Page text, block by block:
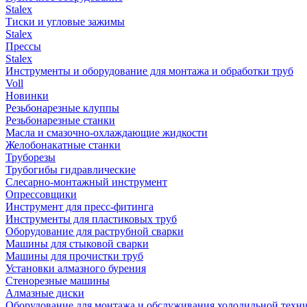
Stalex
Тиски и угловые зажимы
Stalex
Прессы
Stalex
Инструменты и оборудование для монтажа и обработки труб
Voll
Новинки
Резьбонарезные клуппы
Резьбонарезные станки
Масла и смазочно-охлаждающие жидкости
Желобонакатные станки
Труборезы
Трубогибы гидравлические
Слесарно-монтажный инструмент
Опрессовщики
Инструмент для пресс-фитинга
Инструменты для пластиковых труб
Оборудование для раструбной сварки
Машины для стыковой сварки
Машины для прочистки труб
Установки алмазного бурения
Стенорезные машины
Алмазные диски